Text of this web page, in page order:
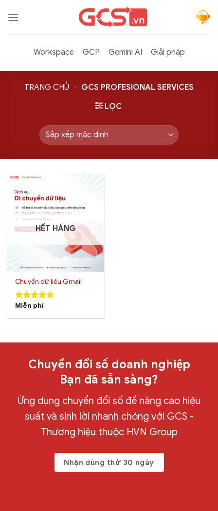
qua
Workspace
GCP Gemini AI Giải pháp
TRANG CHỦ - GCS PROFESIONAL SERVICES
LỌC
HẾT HÀNG
Chuyển dữ liệu Gmail
5.00out of
Miễn phí
Chuyển đổi số doanh nghiệp
Bạn đã sẵn sàng?
Ứng dụng chuyển đổi số để nâng cao hiệu
suất và sinh lời nhanh chóng với GCS -
Thương hiệu thuộc HVN Group
Nhận dùng thử 30 ngày